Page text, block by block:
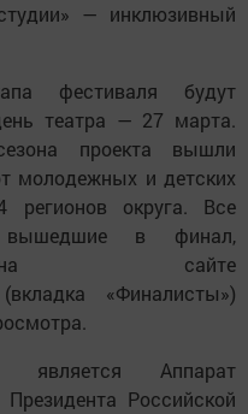
— инклюзивный
фестиваля будут
театра — 27 марта.
проекта вышли
молодежных и детских
регионов округа. Все
вышедшие в финал,
сайте
«Финалисты»)
является Аппарат
Российской